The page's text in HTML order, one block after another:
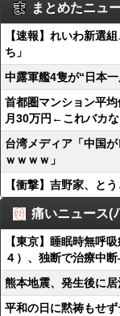
まとめたニュ
【速報】れいわ新選
ち」
中露軍艦4隻が“日本一
首都圏マンション平
月30万円←これバカ
台湾メディア「中国
ｗｗｗｗ」
【衝撃】吉野家、と
痛いニュース(
【東京】睡眠時無呼
４）、独断で治療中
熊本地震、発生後に
平和の日に黙祷もせ